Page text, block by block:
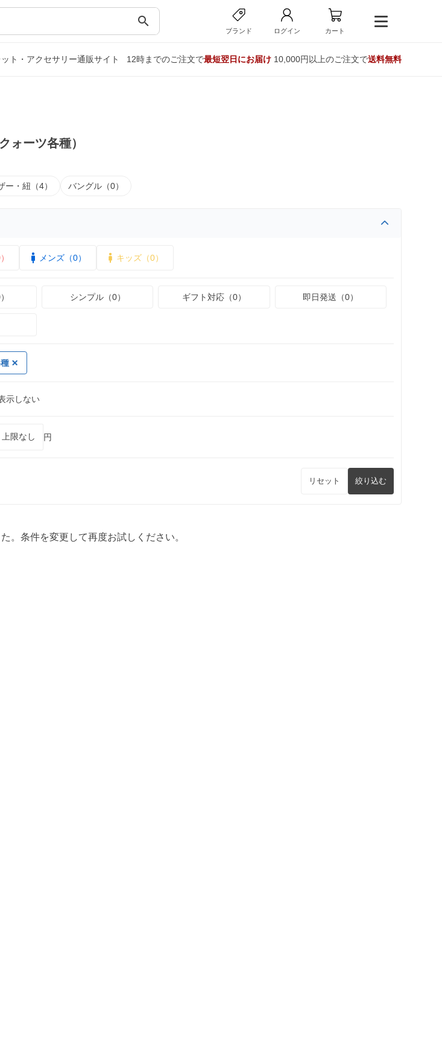
search
ブランド ログイン カート
ト・アクセサリー通販サイト 12時までのご注文で最短翌日にお届け10,000円以上のご注文で送料無料
ォーツ各種）
ー・紐（4） バングル（0）
メンズ（0） キッズ（0）
シンプル（0） ギフト対応（0） 即日発送（0）
示しない
円
リセット 絞り込む
。条件を変更して再度お試しください。